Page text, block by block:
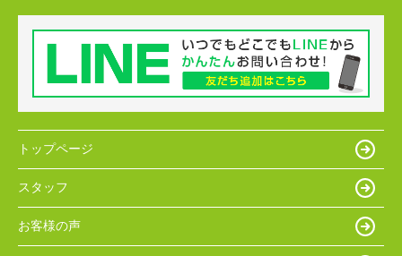
トップページ
スタッフ
お客様の声